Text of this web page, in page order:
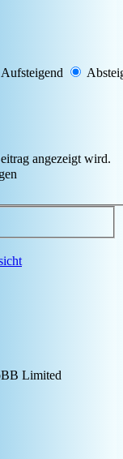
Aufsteigend
angezeigt wird.
Limited